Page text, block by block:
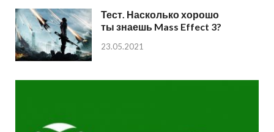
Тест. Насколько хорошо
ты знаешь Mass Effect 3?
23.05.2021